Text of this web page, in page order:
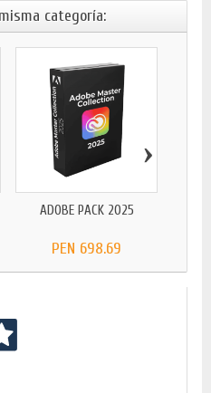
categoría:
ADOBE PACK 2025
PEN 698.69
›